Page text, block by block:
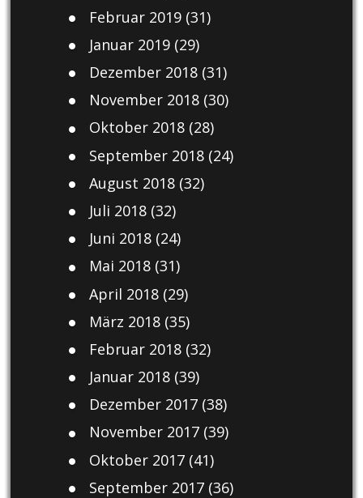
Februar 2019(31)
Januar 2019(29)
Dezember 2018(31)
November 2018(30)
Oktober 2018(28)
September 2018(24)
August 2018(32)
Juli 2018(32)
Juni 2018(24)
Mai 2018(31)
April 2018(29)
März 2018(35)
Februar 2018(32)
Januar 2018(39)
Dezember 2017(38)
November 2017(39)
Oktober 2017(41)
September 2017(36)